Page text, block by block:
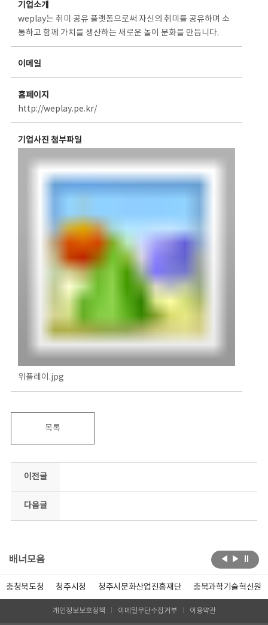
기업소개
weplay는 취미 공유 플랫폼으로써 자신의 취미를 공유하며 소
통하고 함께 가치를 생산하는 새로운 놀이 문화를 만듭니다.
이메일
홈페이지
http://weplay.pe.kr/
기업사진 첨부파일
위플레이.jpg
목록
이전글
다음글
배너모음
충청북도청 청주시청 청주시문화산업진흥재단 충북과학기술혁신원
개인정보보호정책 이메일무단수집거부 이용약관